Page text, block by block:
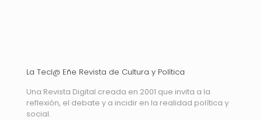
La Tecl@ Eñe Revista de Cultura y Política
Una Revista Digital creada en 2001 que invita a la
reflexión, el debate y a incidir en la realidad política y
social.